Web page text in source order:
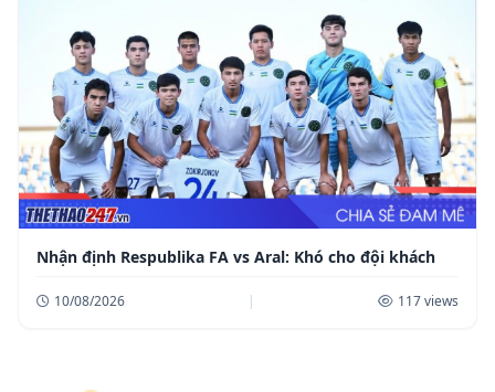
Nhận định Respublika FA vs Aral: Khó cho đội khách
10/08/2026 | 117 views